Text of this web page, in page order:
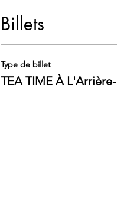
Billets
Type de billet
TEA TIME À